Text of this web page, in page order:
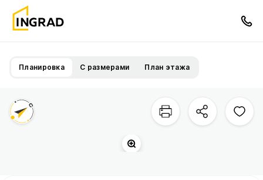
Планировка С размерами План этажа